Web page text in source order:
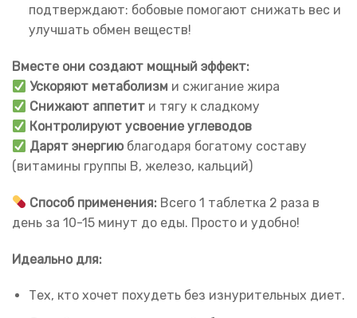
подтверждают: бобовые помогают снижать вес и
улучшать обмен веществ!
Вместе они создают мощный эффект:
Ускоряют метаболизм и сжигание жира
Снижают аппетит и тягу к сладкому
Контролируют усвоение углеводов
Дарят энергиюблагодаря богатому составу
(витамины группы B, железо, кальций)
Способ применения: Всего 1 таблетка 2 раза в
день за 10-15 минут до еды. Просто и удобно!
Идеально для:
Тех, кто хочет похудеть без изнурительных диет.